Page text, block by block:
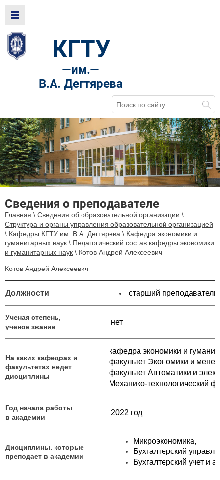
КГТУ
—им.—
В.А. Дегтярева
Сведения о преподавателе
Главная \ Сведения об образовательной организации \
Структура и органы управления образовательной организацией
\ Кафедры КГТУ им. В.А. Дегтярева \ Кафедра экономики и
гуманитарных наук \ Педагогический состав кафедры экономики
и гуманитарных наук \ Котов Андрей Алексеевич
Котов Андрей Алексеевич
Должности старший преподаватель
Ученая степень,
ученое звание
нет
На каких кафедрах и
факультетах ведет
дисциплины
кафедра экономики и
факультет Экономики и
факультет Автоматики и
Механико-технологический
Год начала работы
в академии
2022 год
Дисциплины, которые
преподает в академии
Микроэкономика,
Бухгалтерский
Бухгалтерский учет и